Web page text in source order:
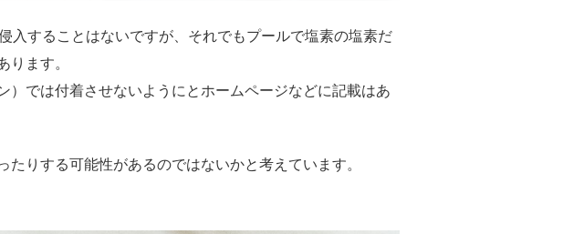
入することはないですが、それでもプールで塩素の塩素だ
ります。
では付着させないようにとホームページなどに記載はあ
りする可能性があるのではないかと考えています。